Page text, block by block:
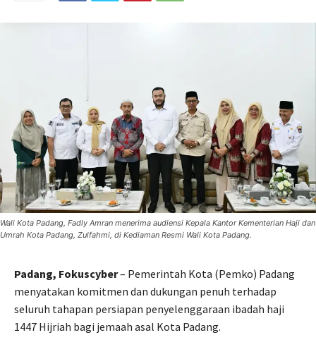
Wali Kota Padang, Fadly Amran menerima audiensi Kepala Kantor Kementerian Haji dan
Umrah Kota Padang, Zulfahmi, di Kediaman Resmi Wali Kota Padang.
Padang, Fokuscyber– Pemerintah Kota (Pemko) Padang
menyatakan komitmen dan dukungan penuh terhadap
seluruh tahapan persiapan penyelenggaraan ibadah haji
1447 Hijriah bagi jemaah asal Kota Padang.